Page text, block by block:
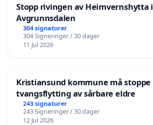
Stopp rivingen av Heimvernshytta i
Avgrunnsdalen
304 signaturer
304 Signeringer / 30 dager
11 Jul 2026
Kristiansund kommune må stoppe
tvangsflytting av sårbare eldre
243 signaturer
243 Signeringer / 30 dager
12 Jul 2026